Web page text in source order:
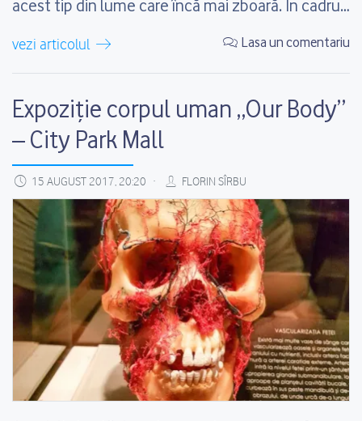
acest tip din lume care încă mai zboară. În cadrul
epocă, în centru atenției...
vezi articolul Lasa un comentariu
Expoziție corpul uman „Our Body”
– City Park Mall
15 AUGUST 2017, 20:20 FLORIN SÎRBU